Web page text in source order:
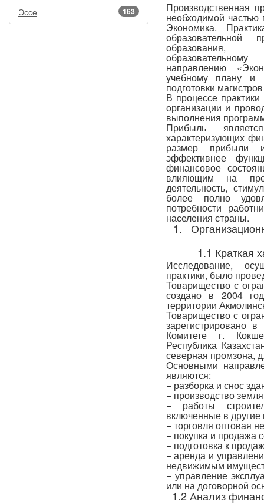
163
Эссе Производственная
необходимой частью
Экономика.
образовательной
образования,
направлению
учебному плану и
подготовки
В процессе
организации и
выполнения
Прибыль
характеризующих
размер прибыли
эффективнее
финансовое
влияющим на
деятельность,
более полно
потребности
населения страны.
1.
1.1 Краткая
Исследование,
практики, было
Товарищество с
создано в 2004
территории
Товарищество с
зарегистрировано
Комитете г.
Республика
северная промзона,
Основными
являются:
− разборка и снос
− производство
− работы
включенные в другие
− торговля оптовая
− покупка и продажа
− подготовка к
− аренда и
недвижимым
− управление
или на договорной
1.2 Анализ